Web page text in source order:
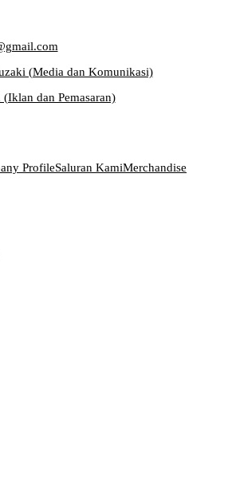
(Media dan Komunikasi)
dan Pemasaran)
ProfileSaluran KamiMerchandise